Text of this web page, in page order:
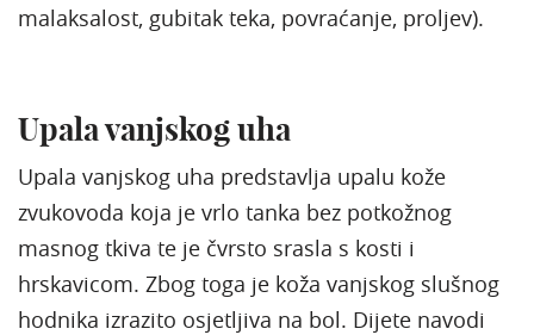
malaksalost, gubitak teka, povraćanje, proljev).
Upala vanjskog uha
Upala vanjskog uha predstavlja upalu kože
zvukovoda koja je vrlo tanka bez potkožnog
masnog tkiva te je čvrsto srasla s kosti i
hrskavicom. Zbog toga je koža vanjskog slušnog
hodnika izrazito osjetljiva na bol. Dijete navodi